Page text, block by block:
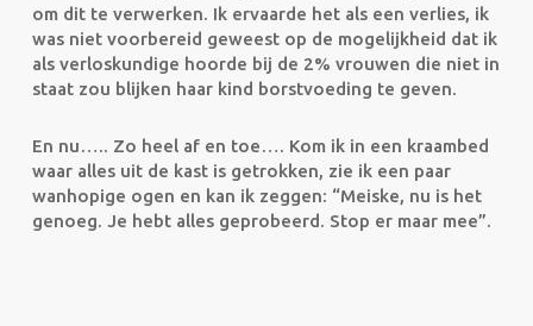
om dit te verwerken. Ik ervaarde het als een verlies, ik
was niet voorbereid geweest op de mogelijkheid dat ik
als verloskundige hoorde bij de 2% vrouwen die niet in
staat zou blijken haar kind borstvoeding te geven.
En nu….. Zo heel af en toe…. Kom ik in een kraambed
waar alles uit de kast is getrokken, zie ik een paar
wanhopige ogen en kan ik zeggen: “Meiske, nu is het
genoeg. Je hebt alles geprobeerd. Stop er maar mee”.